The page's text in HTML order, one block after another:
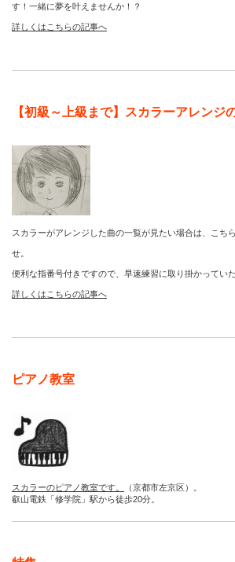
す！一緒に夢を叶えませんか！？
詳しくはこちらの記事へ
【初級～上級まで】スカラーアレンジ
スカラーがアレンジした曲の一覧が見たい場合は、こち
せ。
便利な指番号付きですので、早速練習に取り掛かってい
詳しくはこちらの記事へ
ピアノ教室
スカラーのピアノ教室です。
（京都市左京区）。
叡山電鉄「修学院」駅から徒歩20分。